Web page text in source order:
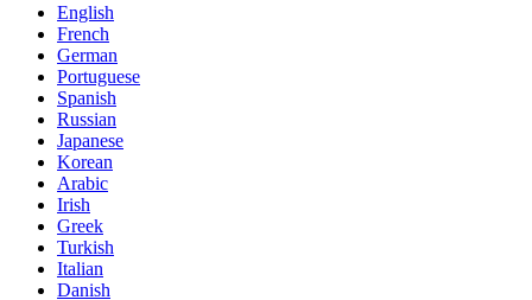
English
French
German
Portuguese
Spanish
Russian
Japanese
Korean
Arabic
Irish
Greek
Turkish
Italian
Danish